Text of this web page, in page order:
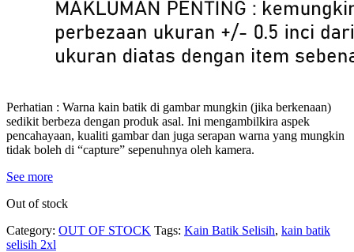
Perhatian : Warna kain batik di gambar mungkin (jika berkenaan)
sedikit berbeza dengan produk asal. Ini mengambilkira aspek
pencahayaan, kualiti gambar dan juga serapan warna yang mungkin
tidak boleh di “capture” sepenuhnya oleh kamera.
See more
Out of stock
Category: OUT OF STOCK Tags: Kain Batik Selisih, kain batik
selisih 2xl